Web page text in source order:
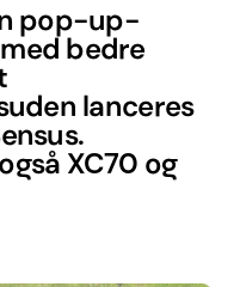
pop-up-
bedre
lanceres
XC70 og